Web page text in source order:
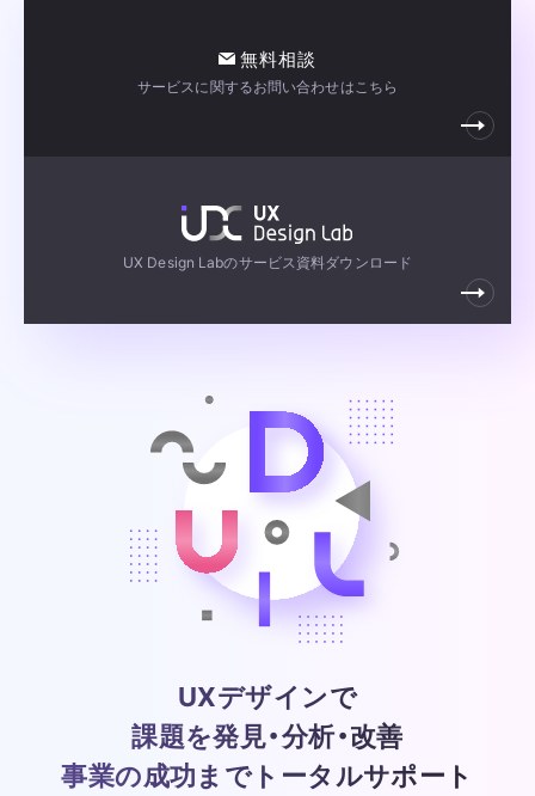
無料相談
サービスに関するお問い合わせはこちら
UX Design Labのサービス資料ダウンロード
UXデザインで
課題を発見・分析・改善
事業の成功までトータルサポート